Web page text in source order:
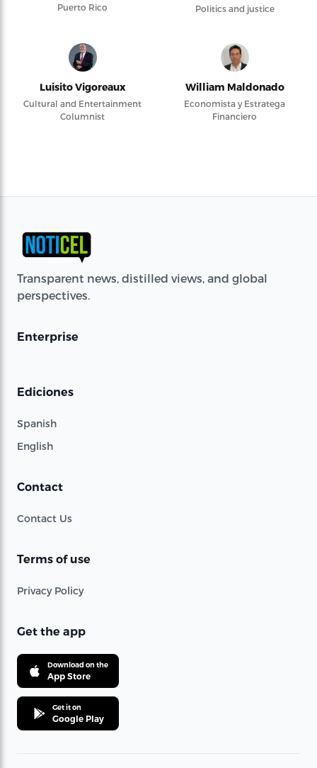
Puerto Rico
Politics and justice
Luisito Vigoreaux
Cultural and Entertainment
Columnist
William Maldonado
Economista y Estratega
Financiero
Transparent news, distilled views, and global
perspectives.
Enterprise
Ediciones
Spanish
English
Contact
Contact Us
Terms of use
Privacy Policy
Get the app
Download on the
App Store
Get it on
Google Play